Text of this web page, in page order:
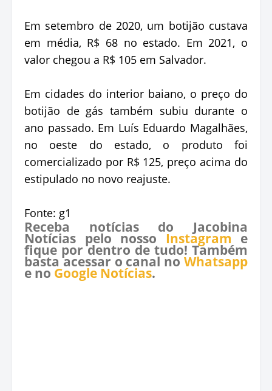
Em setembro de 2020, um botijão custava
em média, R$ 68 no estado. Em 2021, o
valor chegou a R$ 105 em Salvador.
Em cidades do interior baiano, o preço do
botijão de gás também subiu durante o
ano passado. Em Luís Eduardo Magalhães,
no oeste do estado, o produto foi
comercializado por R$ 125, preço acima do
estipulado no novo reajuste.
Fonte: g1
Receba notícias do Jacobina
Notícias pelo nosso Instagram e
fique por dentro de tudo! Também
basta acessar o canal no Whatsapp
e no Google Notícias.